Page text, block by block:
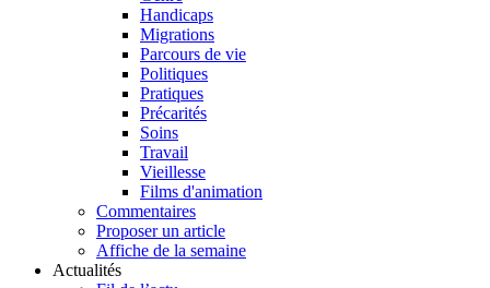
Handicaps
Migrations
Parcours de vie
Politiques
Pratiques
Précarités
Soins
Travail
Vieillesse
Films d'animation
Commentaires
Proposer un article
Affiche de la semaine
Actualités